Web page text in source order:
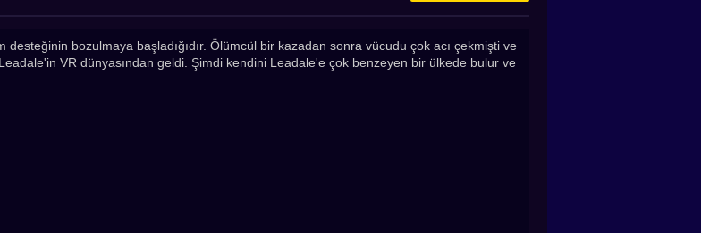
desteğinin bozulmaya başladığıdır. Ölümcül bir kazadan sonra vücudu çok acı çekmişti ve
VR dünyasından geldi. Şimdi kendini Leadale'e çok benzeyen bir ülkede bulur ve